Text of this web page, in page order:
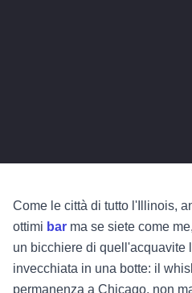
Come le città di tutto l'Illinois,
ottimi bar ma se siete come
un bicchiere di quell'acquavite
invecchiata in una botte: il
permanenza a Chicago, non